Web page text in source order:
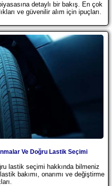
detaylı bir bakış. En çok
ve güvenilir alım için ipuçları.
Ve Doğru Lastik Seçimi
lastik seçimi hakkında bilmeniz
bakımı, onarımı ve değiştirme